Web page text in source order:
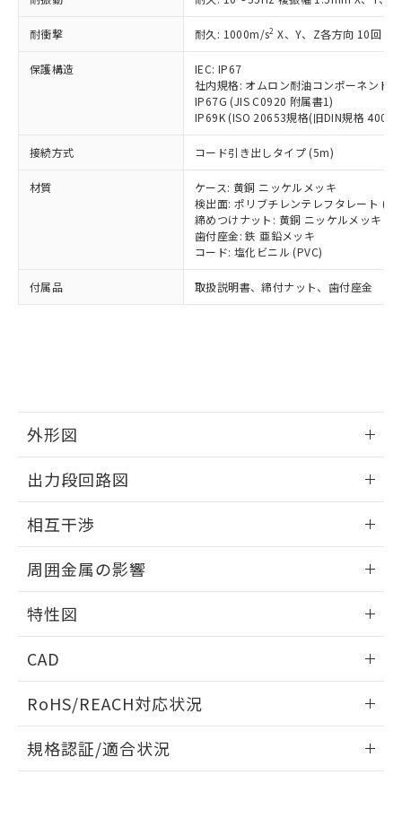
耐衝撃 耐久: 1000m/s2 X、Y、Z各方向 10回
保護構造
IEC: IP67
社内規格: オムロン耐油コンポーネント
IP67G (JIS C0920 附属書1)
IP69K (ISO 20653規格(旧DIN規格
接続方式 コード引き出しタイプ (5m)
材質
ケース: 黄銅 ニッケルメッキ
検出面: ポリブチレンテレフタレート
締めつけナット: 黄銅 ニッケルメッキ
歯付座金: 鉄 亜鉛メッキ
コード: 塩化ビニル (PVC)
付属品 取扱説明書、締付ナット、歯付座金
外形図
外形図
出力段回路図
出力段回路図
相互干渉
相互干渉
A: 200mm以上、B: 120mm以上
周囲金属の影響
周囲金属の影響
特性図
検出物体の大きさと材質による影響
CAD
ドすることができます。
ログイン/会員登録
RoHS/REACH対応状況
EU RoHS 注意事項・凡例
規格認証/適合状況
タに基づき作成されるものであり、閲
覧された時点での実際の在庫および標
準価格とは異なる場合があることをご
了承ください。
正式な納期状況および標準価格はお客
様のお取引先、またはお客様担当のオ
ムロン制御機器販売店・当社販売員に
ご相談ください。
オムロン制御機器販売店や当社販売拠
販売ネットワーク
」をご確認
在庫状況および標準価格結果を当社の
事前の承諾なく第三者に漏洩または開
示しないようお願いします。
マイパーツ機能（部品リスト作成サー
ビス）をご利用いただくには、I-Web
メンバーズにご登録されている必要が
※当社の共同利用者とは、"個人情報
の共同利用に関して"
用者の範囲」に記載されている法人を
鉛(Pb) 1000ppm以下、 水銀(Hg) 1000ppm以下、 カド
ミウム(Cd) 100ppm以下、
六価クロム(Cr(Ⅵ)) 1000ppm以下、ポリ臭化ビフェニル
類(PBB) 1000ppm以下、ポリ臭化ジフェニルエーテル類
(PBDE) 1000ppm以下、フタル酸ビス(2-エチルヘキシ
ル) (DEHP)(別名：DOP) 1000ppm以下、フタル酸ブチ
ルベンジル（BBP） 1000ppm以下、フタル酸ジブチル
（DBP） 1000ppm以下、フタル酸ジイソブチル
但し、RoHS指令で産業用監視および制御機器に対する
適用除外項目は除く。
フタル酸エステル類の４物質については閾値を超える意
図的な使用がないことを確認しています。
部品在庫の切り替え状況などにより、予定
月が前後することがあります。
とができます。
EU RoHS指令（10物質）の非含有証明書
51物質の非含有証明書（当社基準）
※本証明書は発行日時点で非含有を証明す
ものではありません。
また、RoHS指令のフタル酸エステル類４
物質の対応では、対応完了までの期間は出
欄に対応日を記載しておりました。
既に当社にて対応品への在庫切替を完了
していることから、特段のことがない限
す。
*中国RoHS10物質の基準値 (GB/T26572)：
Pb(鉛) :1000ppm、 Hg(水銀) : 1000ppm、 Cd(カドミウ
Cr(Ⅵ)(六価クロム) : 1000ppm、 PBBs(ポリ臭化ビフェ
ニル類) : 1000ppm、 PBDEs(ポリ臭化ジフェニルエーテ
DBP(フタル酸ジブチル) : 1000ppm、 DIBP(フタル酸ジ
イソブチル) : 1000ppm、 BBP(フタル酸ブチルベンジ
DEHP(フタル酸ビス(2-エチルヘキシル)) : 1000ppm
※2 環境保護使用期限
「ｅ」：有害物質（10物質）のすべてが基
準値以下であることを示します。
「10」：通常の使用状況下において有害物
質が外部に漏えいし、環境に深刻な影響を
及ぼさない年数を意味します。
または国外への提供する場合は、日本
国政府の輸出許可(または役務取引許
可)を取得するなどの必要な手続きを
当社は規制貨物を破棄する場合は、完
全に破砕するなど、違法に輸出されな
いよう必要な手段を講じます。
当社は貴社製品を、核兵器、ミサイ
ル、化学兵器、生物兵器またはその他
武器並びにこれらの製造装置等に一切
使用いたしません。
当社は、貴社製品を第三者に販売する
場合は、上記1、2および3の内容を当
該第三者に通知します。また当社は、
販売先および販売に係わる関係者が違
法に輸出するおそれがある場合は、取
り引きをいたしません。
一定数以上の在庫あり
一定数には満たないが在庫あり
在庫なし(最新の在庫状況につ
いては、お客様のお取引先、ま
たはお客様担当のオムロン制御
機器販売店・当社販売員にご確
認ください)
受注生産機種、また在庫状況の
情報を公開していない機種